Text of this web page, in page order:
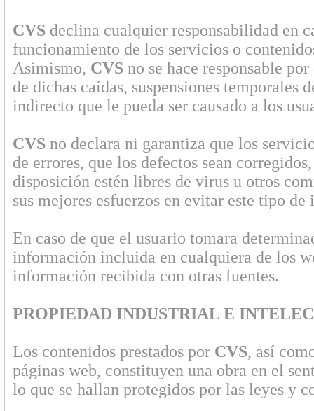
CVSdeclina cualquier responsabilidad en
funcionamiento de los servicios o
Asimismo, CVSno se hace responsable
de dichas caídas, suspensiones
indirecto que le pueda ser causado a los
CVSno declara ni garantiza que los
de errores, que los defectos sean
disposición estén libres de virus u otros
sus mejores esfuerzos en evitar este tipo de
En caso de que el usuario tomara
información incluida en cualquiera de los
información recibida con otras fuentes.
PROPIEDAD INDUSTRIAL E
Los contenidos prestados por CVS, así
páginas web, constituyen una obra en el
lo que se hallan protegidos por las leyes y